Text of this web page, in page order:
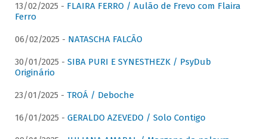
13/02/2025 - FLAIRA FERRO / Aulão de Frevo com Flaira
Ferro
06/02/2025 - NATASCHA FALCÃO
30/01/2025 - SIBA PURI E SYNESTHEZK / PsyDub
Originário
23/01/2025 - TROÁ / Deboche
16/01/2025 - GERALDO AZEVEDO / Solo Contigo